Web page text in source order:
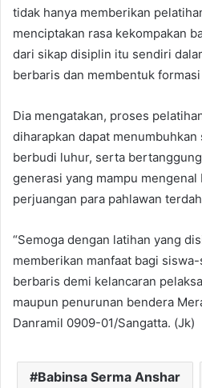
tidak hanya memberikan
menciptakan rasa kekompakan
dari sikap disiplin itu sendiri
berbaris dan membentuk
Dia mengatakan, proses
diharapkan dapat
berbudi luhur, serta
generasi yang mampu
perjuangan para pahlawan
“Semoga dengan latihan yang
memberikan manfaat bagi
berbaris demi kelancaran
maupun penurunan bendera
Danramil 0909-01/Sangatta. (Jk)
Babinsa Serma Anshar